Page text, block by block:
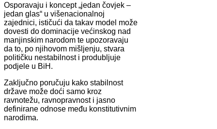
Osporavaju i koncept „jedan čovjek –
jedan glas“ u višenacionalnoj
zajednici, ističući da takav model može
dovesti do dominacije većinskog nad
manjinskim narodom te upozoravaju
da to, po njihovom mišljenju, stvara
političku nestabilnost i produbljuje
podjele u BiH.
Zaključno poručuju kako stabilnost
države može doći samo kroz
ravnotežu, ravnopravnost i jasno
definirane odnose među konstitutivnim
narodima.